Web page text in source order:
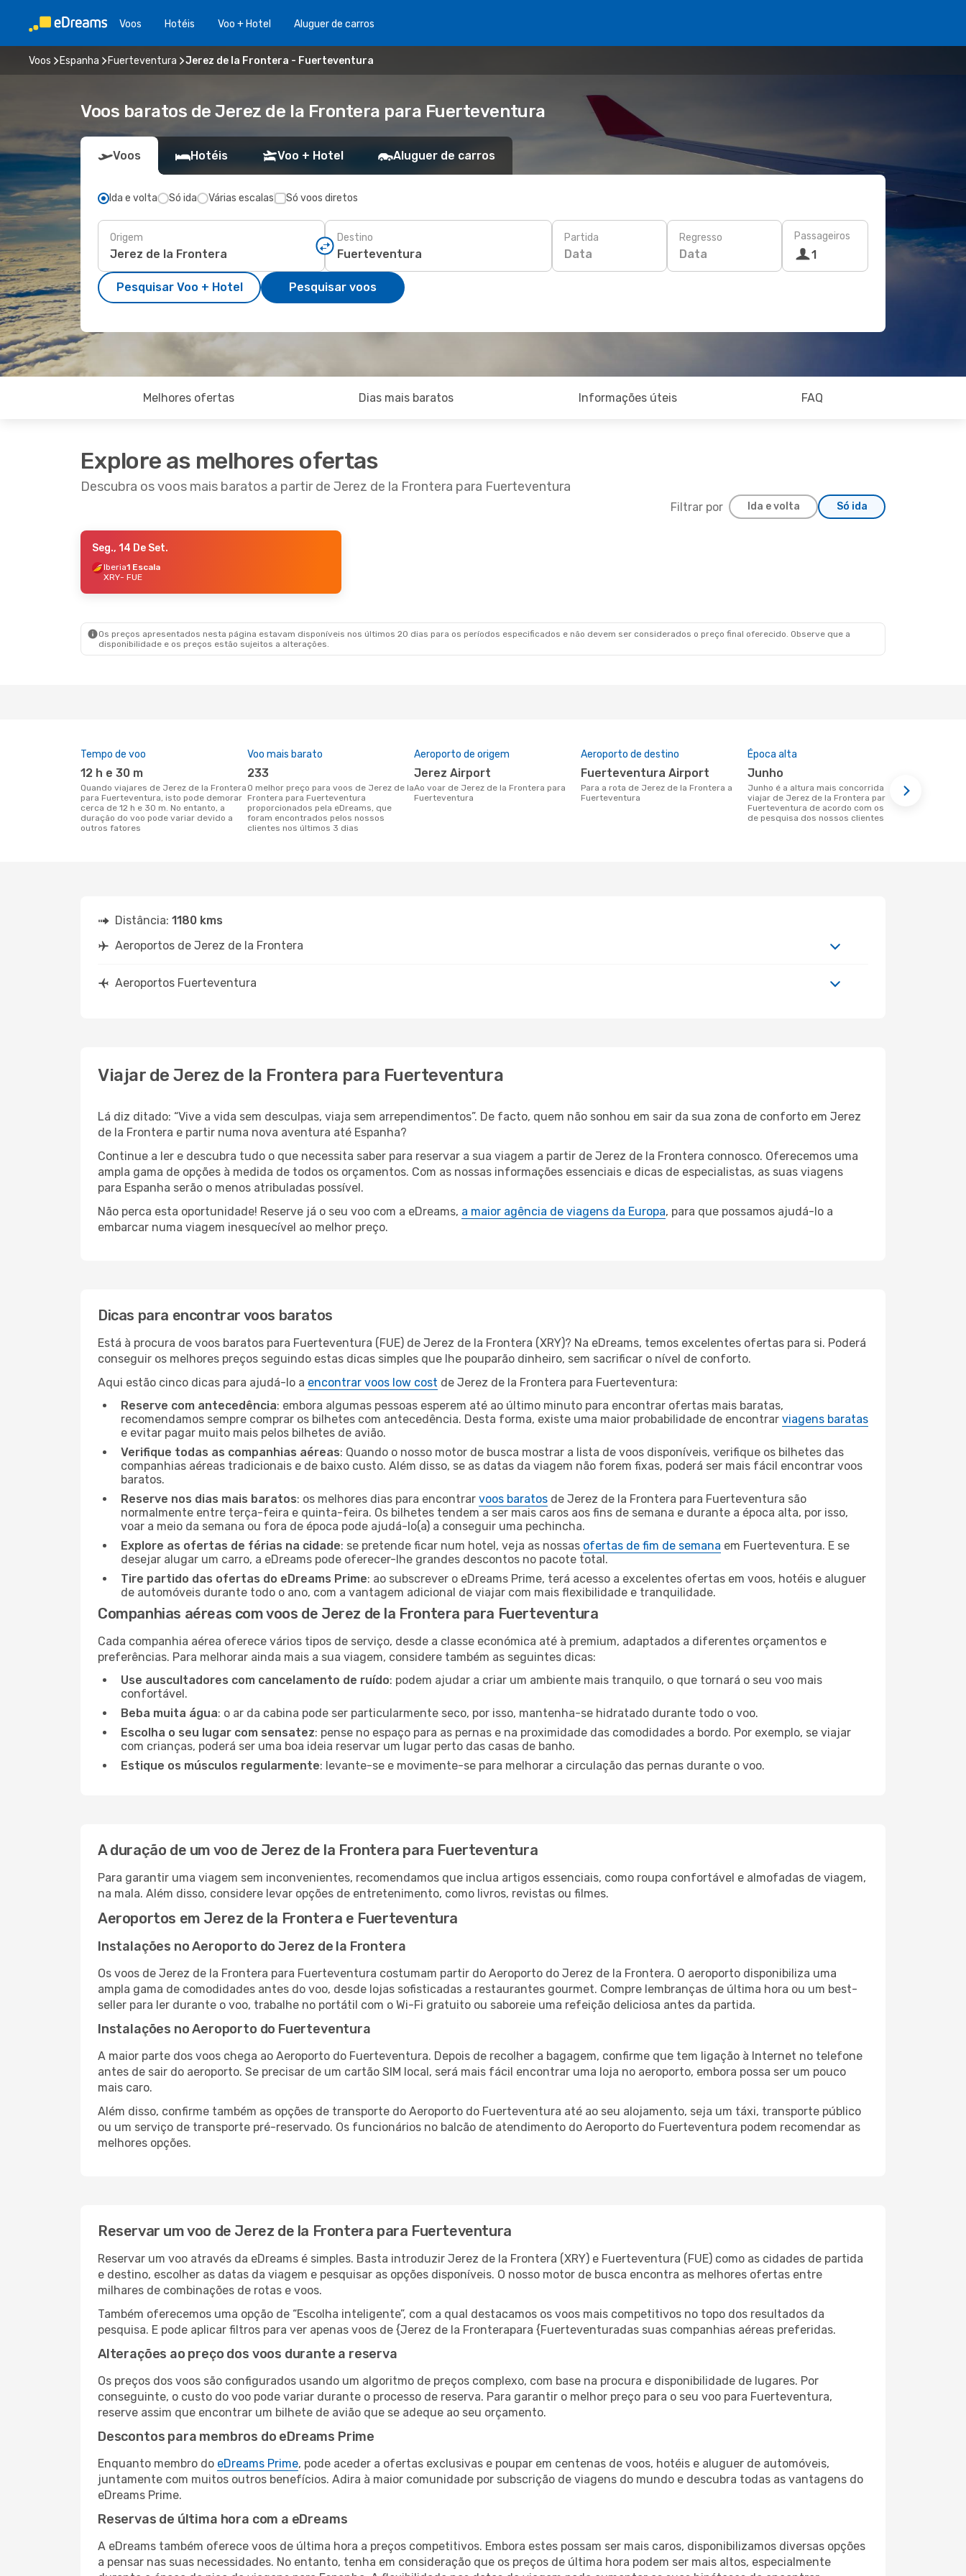
Voos Hotéis Voo + Hotel Aluguer de carros
Voos Espanha Fuerteventura Jerez de la Frontera - Fuerteventura
Voos baratos de Jerez de la Frontera para Fuerteventura
Voos Hotéis Voo + Hotel Aluguer de carros
Ida e volta Só ida Várias escalas Só voos diretos
Origem Destino Partida
Data
Regresso
Data
Passageiros
1
Pesquisar Voo + Hotel Pesquisar voos
Melhores ofertas Dias mais baratos Informações úteis FAQ
Explore as melhores ofertas
Descubra os voos mais baratos a partir de Jerez de la Frontera para Fuerteventura
Filtrar por Ida e volta Só ida
- Qua., 23 De Set.
1 Escala
Seg., 14 De Set.
Iberia1 Escala
XRY- FUE
Os preços apresentados nesta página estavam disponíveis nos últimos 20 dias para os períodos especificados e não devem ser considerados o preço final oferecido. Observe que a
disponibilidade e os preços estão sujeitos a alterações.
Tempo de voo
12 h e 30 m
Quando viajares de Jerez de la Frontera
para Fuerteventura, isto pode demorar
cerca de 12 h e 30 m. No entanto, a
duração do voo pode variar devido a
outros fatores
Voo mais barato
233
O melhor preço para voos de Jerez de la
Frontera para Fuerteventura
proporcionados pela eDreams, que
foram encontrados pelos nossos
clientes nos últimos 3 dias
Aeroporto de origem
Jerez Airport
Ao voar de Jerez de la Frontera para
Fuerteventura
Aeroporto de destino
Fuerteventura Airport
Para a rota de Jerez de la Frontera a
Fuerteventura
Época alta
junho
junho é a altura mais concorrida para
viajar de Jerez de la Frontera para
Fuerteventura de acordo com os dados
de pesquisa dos nossos clientes
Distância: 1180 kms
Aeroportos de Jerez de la Frontera
Aeroportos Fuerteventura
Viajar de Jerez de la Frontera para Fuerteventura
Lá diz ditado: “Vive a vida sem desculpas, viaja sem arrependimentos”. De facto, quem não sonhou em sair da sua zona de conforto em Jerez
de la Frontera e partir numa nova aventura até Espanha?
Continue a ler e descubra tudo o que necessita saber para reservar a sua viagem a partir de Jerez de la Frontera connosco. Oferecemos uma
ampla gama de opções à medida de todos os orçamentos. Com as nossas informações essenciais e dicas de especialistas, as suas viagens
para Espanha serão o menos atribuladas possível.
Não perca esta oportunidade! Reserve já o seu voo com a eDreams, a maior agência de viagens da Europa, para que possamos ajudá-lo a
embarcar numa viagem inesquecível ao melhor preço.
Dicas para encontrar voos baratos
Está à procura de voos baratos para Fuerteventura (FUE) de Jerez de la Frontera (XRY)? Na eDreams, temos excelentes ofertas para si. Poderá
conseguir os melhores preços seguindo estas dicas simples que lhe pouparão dinheiro, sem sacrificar o nível de conforto.
Aqui estão cinco dicas para ajudá-lo a encontrar voos low cost de Jerez de la Frontera para Fuerteventura:
Reserve com antecedência: embora algumas pessoas esperem até ao último minuto para encontrar ofertas mais baratas,
recomendamos sempre comprar os bilhetes com antecedência. Desta forma, existe uma maior probabilidade de encontrar viagens baratas
e evitar pagar muito mais pelos bilhetes de avião.
Verifique todas as companhias aéreas: Quando o nosso motor de busca mostrar a lista de voos disponíveis, verifique os bilhetes das
companhias aéreas tradicionais e de baixo custo. Além disso, se as datas da viagem não forem fixas, poderá ser mais fácil encontrar voos
baratos.
Reserve nos dias mais baratos: os melhores dias para encontrar voos baratos de Jerez de la Frontera para Fuerteventura são
normalmente entre terça-feira e quinta-feira. Os bilhetes tendem a ser mais caros aos fins de semana e durante a época alta, por isso,
voar a meio da semana ou fora de época pode ajudá-lo(a) a conseguir uma pechincha.
Explore as ofertas de férias na cidade: se pretende ficar num hotel, veja as nossas ofertas de fim de semana em Fuerteventura. E se
desejar alugar um carro, a eDreams pode oferecer-lhe grandes descontos no pacote total.
Tire partido das ofertas do eDreams Prime: ao subscrever o eDreams Prime, terá acesso a excelentes ofertas em voos, hotéis e aluguer
de automóveis durante todo o ano, com a vantagem adicional de viajar com mais flexibilidade e tranquilidade.
Companhias aéreas com voos de Jerez de la Frontera para Fuerteventura
Cada companhia aérea oferece vários tipos de serviço, desde a classe económica até à premium, adaptados a diferentes orçamentos e
preferências. Para melhorar ainda mais a sua viagem, considere também as seguintes dicas:
Use auscultadores com cancelamento de ruído: podem ajudar a criar um ambiente mais tranquilo, o que tornará o seu voo mais
confortável.
Beba muita água: o ar da cabina pode ser particularmente seco, por isso, mantenha-se hidratado durante todo o voo.
Escolha o seu lugar com sensatez: pense no espaço para as pernas e na proximidade das comodidades a bordo. Por exemplo, se viajar
com crianças, poderá ser uma boa ideia reservar um lugar perto das casas de banho.
Estique os músculos regularmente: levante-se e movimente-se para melhorar a circulação das pernas durante o voo.
A duração de um voo de Jerez de la Frontera para Fuerteventura
Para garantir uma viagem sem inconvenientes, recomendamos que inclua artigos essenciais, como roupa confortável e almofadas de viagem,
na mala. Além disso, considere levar opções de entretenimento, como livros, revistas ou filmes.
Aeroportos em Jerez de la Frontera e Fuerteventura
Instalações no Aeroporto do Jerez de la Frontera
Os voos de Jerez de la Frontera para Fuerteventura costumam partir do Aeroporto do Jerez de la Frontera. O aeroporto disponibiliza uma
ampla gama de comodidades antes do voo, desde lojas sofisticadas a restaurantes gourmet. Compre lembranças de última hora ou um best-
seller para ler durante o voo, trabalhe no portátil com o Wi-Fi gratuito ou saboreie uma refeição deliciosa antes da partida.
Instalações no Aeroporto do Fuerteventura
A maior parte dos voos chega ao Aeroporto do Fuerteventura. Depois de recolher a bagagem, confirme que tem ligação à Internet no telefone
antes de sair do aeroporto. Se precisar de um cartão SIM local, será mais fácil encontrar uma loja no aeroporto, embora possa ser um pouco
mais caro.
Além disso, confirme também as opções de transporte do Aeroporto do Fuerteventura até ao seu alojamento, seja um táxi, transporte público
ou um serviço de transporte pré-reservado. Os funcionários no balcão de atendimento do Aeroporto do Fuerteventura podem recomendar as
melhores opções.
Reservar um voo de Jerez de la Frontera para Fuerteventura
Reservar um voo através da eDreams é simples. Basta introduzir Jerez de la Frontera (XRY) e Fuerteventura (FUE) como as cidades de partida
e destino, escolher as datas da viagem e pesquisar as opções disponíveis. O nosso motor de busca encontra as melhores ofertas entre
milhares de combinações de rotas e voos.
Também oferecemos uma opção de “Escolha inteligente”, com a qual destacamos os voos mais competitivos no topo dos resultados da
pesquisa. E pode aplicar filtros para ver apenas voos de {Jerez de la Fronterapara {Fuerteventuradas suas companhias aéreas preferidas.
Alterações ao preço dos voos durante a reserva
Os preços dos voos são configurados usando um algoritmo de preços complexo, com base na procura e disponibilidade de lugares. Por
conseguinte, o custo do voo pode variar durante o processo de reserva. Para garantir o melhor preço para o seu voo para Fuerteventura,
reserve assim que encontrar um bilhete de avião que se adeque ao seu orçamento.
Descontos para membros do eDreams Prime
Enquanto membro do eDreams Prime, pode aceder a ofertas exclusivas e poupar em centenas de voos, hotéis e aluguer de automóveis,
juntamente com muitos outros benefícios. Adira à maior comunidade por subscrição de viagens do mundo e descubra todas as vantagens do
eDreams Prime.
Reservas de última hora com a eDreams
A eDreams também oferece voos de última hora a preços competitivos. Embora estes possam ser mais caros, disponibilizamos diversas opções
a pensar nas suas necessidades. No entanto, tenha em consideração que os preços de última hora podem ser mais altos, especialmente